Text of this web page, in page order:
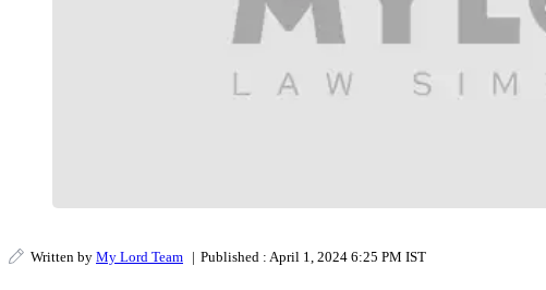
Written by My Lord Team | Published : April 1, 2024 6:25 PM IST